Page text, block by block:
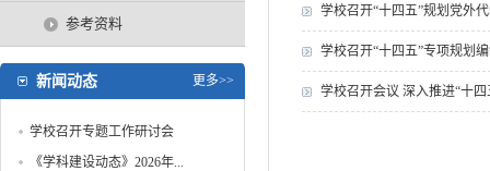
参考资料
更多>>
新闻动态
学校召开专题工作研讨会
《学科建设动态》2026年...
学校召开“十四五”规划党外
学校召开“十四五”专项规划
学校召开会议 深入推进“十